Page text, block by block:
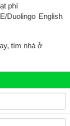
phí
Duolingo English
tìm nhà ở